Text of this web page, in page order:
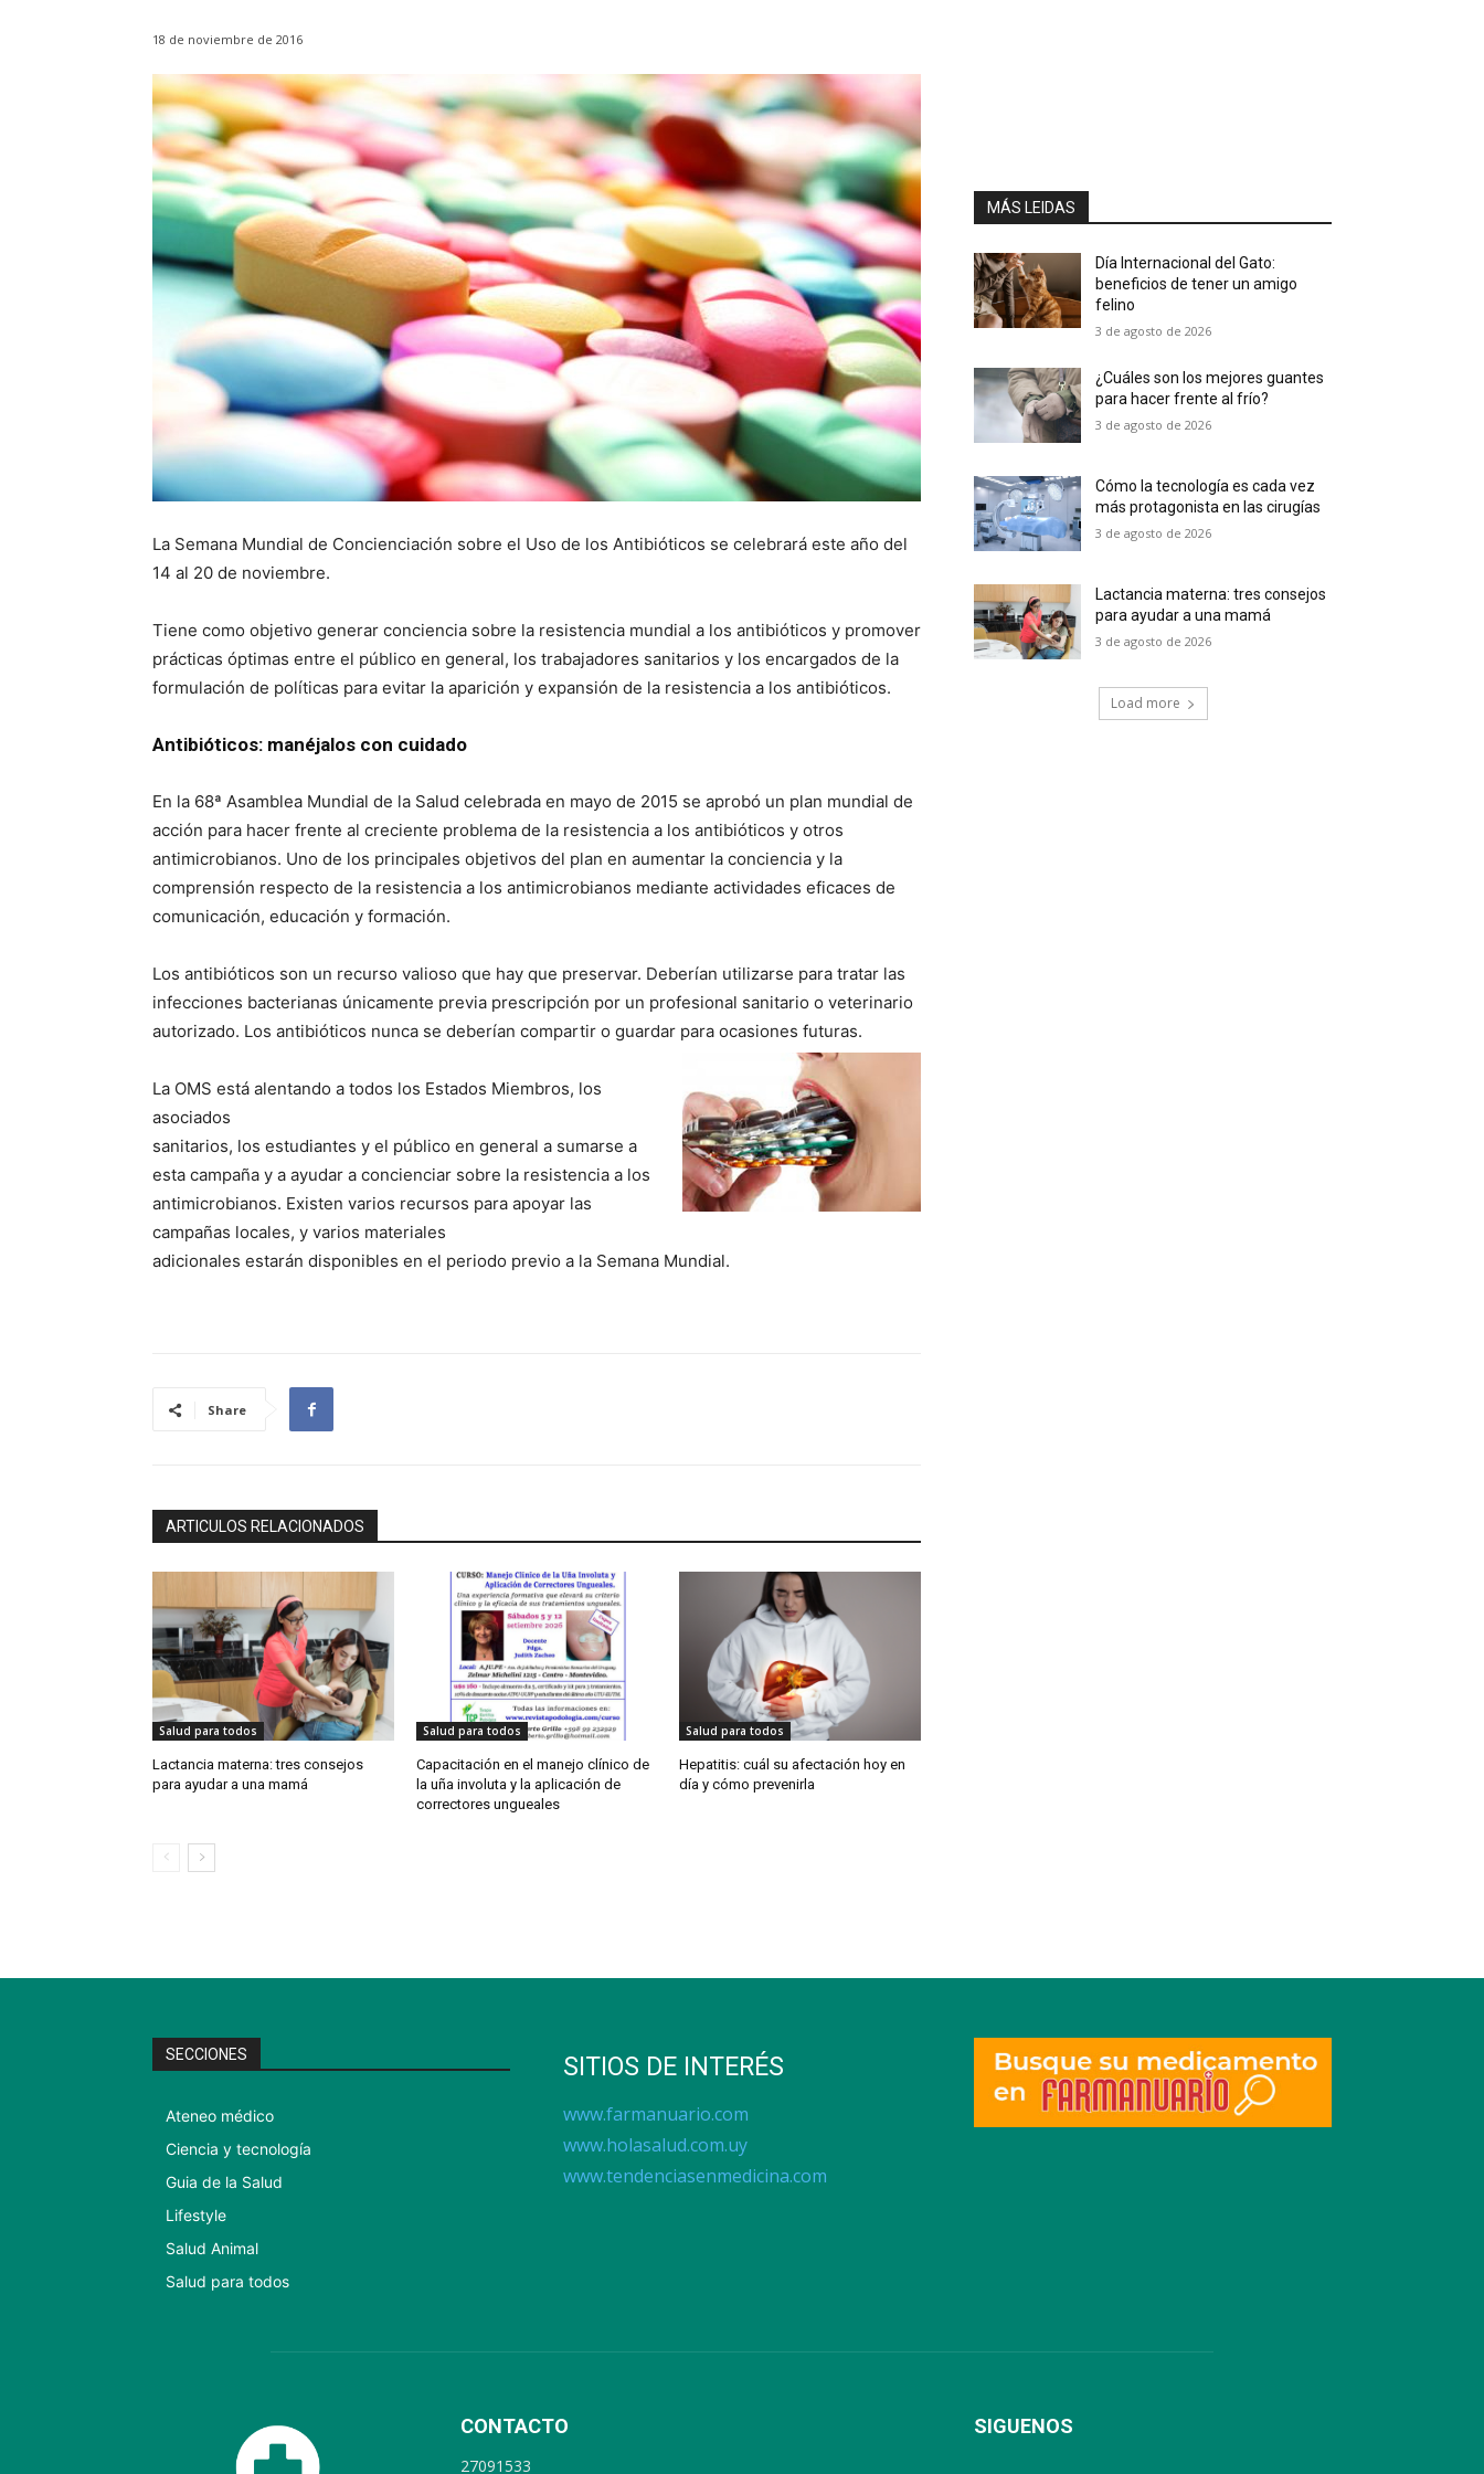
18 de noviembre de 2016
La Semana Mundial de Concienciación sobre el Uso de los Antibióticos se celebrará este año del
14 al 20 de noviembre.
Tiene como objetivo generar conciencia sobre la resistencia mundial a los antibióticos y promover
prácticas óptimas entre el público en general, los trabajadores sanitarios y los encargados de la
formulación de políticas para evitar la aparición y expansión de la resistencia a los antibióticos.
Antibióticos: manéjalos con cuidado
En la 68ª Asamblea Mundial de la Salud celebrada en mayo de 2015 se aprobó un plan mundial de
acción para hacer frente al creciente problema de la resistencia a los antibióticos y otros
antimicrobianos. Uno de los principales objetivos del plan en aumentar la conciencia y la
comprensión respecto de la resistencia a los antimicrobianos mediante actividades eficaces de
comunicación, educación y formación.
Los antibióticos son un recurso valioso que hay que preservar. Deberían utilizarse para tratar las
infecciones bacterianas únicamente previa prescripción por un profesional sanitario o veterinario
autorizado. Los antibióticos nunca se deberían compartir o guardar para ocasiones futuras.
La OMS está alentando a todos los Estados Miembros, los
asociados
sanitarios, los estudiantes y el público en general a sumarse a
esta campaña y a ayudar a concienciar sobre la resistencia a los
antimicrobianos. Existen varios recursos para apoyar las
campañas locales, y varios materiales
adicionales estarán disponibles en el periodo previo a la Semana Mundial.
Share
ARTICULOS RELACIONADOS
Salud para todos
Lactancia materna: tres consejos
para ayudar a una mamá
Salud para todos
Capacitación en el manejo clínico de
la uña involuta y la aplicación de
correctores ungueales
Salud para todos
Hepatitis: cuál su afectación hoy en
día y cómo prevenirla
MÁS LEIDAS
Día Internacional del Gato:
beneficios de tener un amigo
felino
3 de agosto de 2026
¿Cuáles son los mejores guantes
para hacer frente al frío?
3 de agosto de 2026
Cómo la tecnología es cada vez
más protagonista en las cirugías
3 de agosto de 2026
Lactancia materna: tres consejos
para ayudar a una mamá
3 de agosto de 2026
Load more
SECCIONES
Ateneo médico
Ciencia y tecnología
Guia de la Salud
Lifestyle
Salud Animal
Salud para todos
SITIOS DE INTERÉS
www.farmanuario.com
www.holasalud.com.uy
www.tendenciasenmedicina.com
CONTACTO
27091533
SIGUENOS